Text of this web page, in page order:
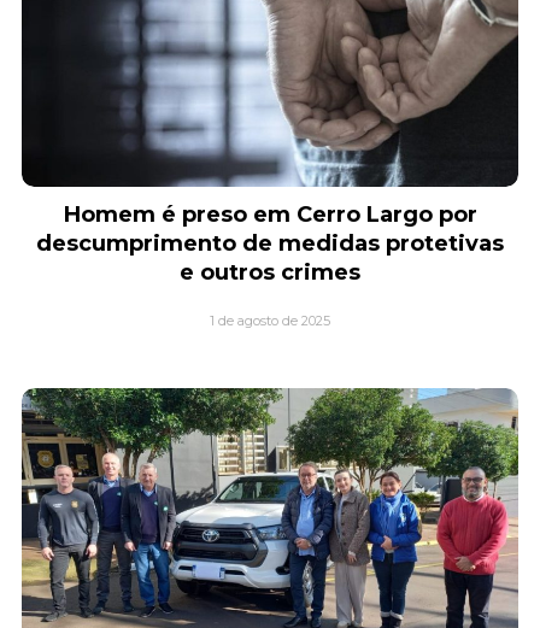
Homem é preso em Cerro Largo por
descumprimento de medidas protetivas
e outros crimes
1 de agosto de 2025